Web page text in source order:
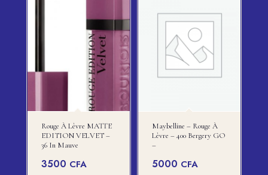
Rouge À Lèvre MATTE
EDITION VELVET –
36 In Mauve
3500 CFA
Maybelline – Rouge À
Lèvre – 400 Bergery GO
–
5000 CFA